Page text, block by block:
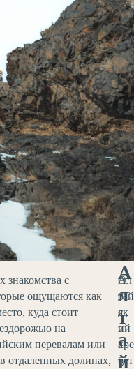
с
ощущаются как
куда стоит
на
перевалам или
отдаленных долинах,
О
б
я
з
а
т
А
л
т
а
й
Ал
тай
ск
ий
хре
бет